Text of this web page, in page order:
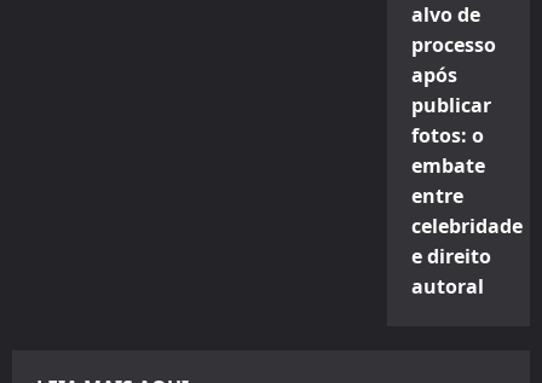
alvo de
processo
após
publicar
fotos: o
embate
entre
celebridade
e direito
autoral